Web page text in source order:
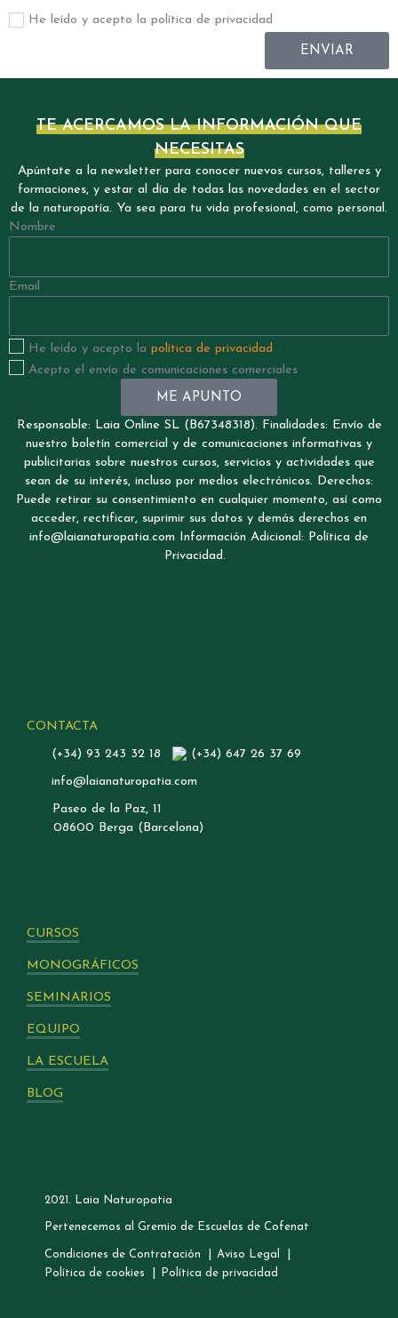
He leído y acepto la política de privacidad
ENVIAR
TE ACERCAMOS LA INFORMACIÓN QUE
NECESITAS
Apúntate a la newsletter para conocer nuevos cursos, talleres y
formaciones, y estar al día de todas las novedades en el sector
de la naturopatía. Ya sea para tu vida profesional, como personal.
Nombre
Email
He leído y acepto la política de privacidad
Acepto el envío de comunicaciones comerciales
ME APUNTO
Responsable: Laia Online SL (B67348318). Finalidades: Envío de
nuestro boletín comercial y de comunicaciones informativas y
publicitarias sobre nuestros cursos, servicios y actividades que
sean de su interés, incluso por medios electrónicos. Derechos:
Puede retirar su consentimiento en cualquier momento, así como
acceder, rectificar, suprimir sus datos y demás derechos en
info@laianaturopatia.com Información Adicional: Política de
Privacidad.
CONTACTA
(+34) 93 243 32 18 (+34) 647 26 37 69
info@laianaturopatia.com
Paseo de la Paz, 11
08600 Berga (Barcelona)
CURSOS
MONOGRÁFICOS
SEMINARIOS
EQUIPO
LA ESCUELA
BLOG
2021. Laia Naturopatia
Pertenecemos al Gremio de Escuelas de Cofenat
Condiciones de Contratación
Aviso Legal
Política de cookies
Política de privacidad